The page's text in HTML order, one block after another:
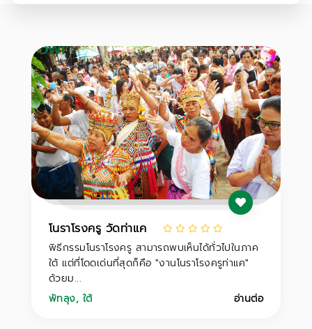
โนราโรงครู วัดท่าแค
พิธีกรรมโนราโรงครู สามารถพบเห็นได้ทั่วไปในภาค
ใต้ แต่ที่โดดเด่นที่สุดก็คือ "งานโนราโรงครูท่าแค"
ด้วยม...
พัทลุง, ใต้ อ่านต่อ